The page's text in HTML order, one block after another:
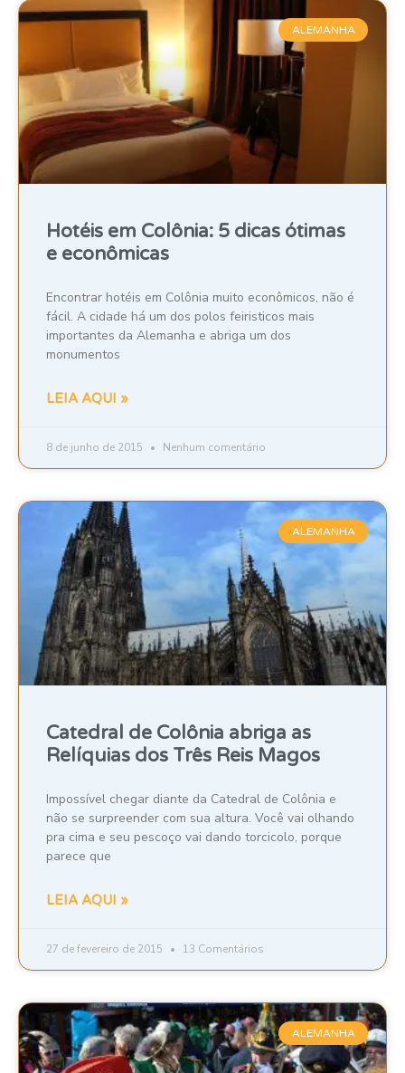
ALEMANHA
Hotéis em Colônia: 5 dicas ótimas
e econômicas
Encontrar hotéis em Colônia muito econômicos, não é
fácil. A cidade há um dos polos feiristicos mais
importantes da Alemanha e abriga um dos
monumentos
LEIA AQUI »
8 de junho de 2015 Nenhum comentário
ALEMANHA
Catedral de Colônia abriga as
Relíquias dos Três Reis Magos
Impossível chegar diante da Catedral de Colônia e
não se surpreender com sua altura. Você vai olhando
pra cima e seu pescoço vai dando torcicolo, porque
parece que
LEIA AQUI »
27 de fevereiro de 2015 13 Comentários
ALEMANHA